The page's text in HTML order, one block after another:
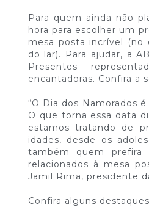
Para quem ainda não
hora para escolher um
mesa posta incrível (no
do lar). Para ajudar, a
Presentes –
encantadoras. Confira a
“O Dia dos Namorados
O que torna essa data
estamos tratando de
idades, desde os
também quem
relacionados à mesa
Jamil Rima, presidente
Confira alguns